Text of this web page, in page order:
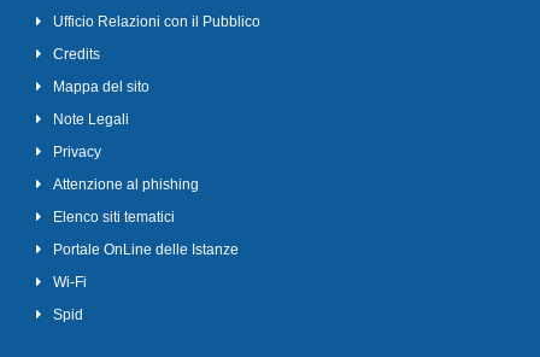
Ufficio Relazioni con il Pubblico
Credits
Mappa del sito
Note Legali
Privacy
Attenzione al phishing
Elenco siti tematici
Portale OnLine delle Istanze
Wi-Fi
Spid